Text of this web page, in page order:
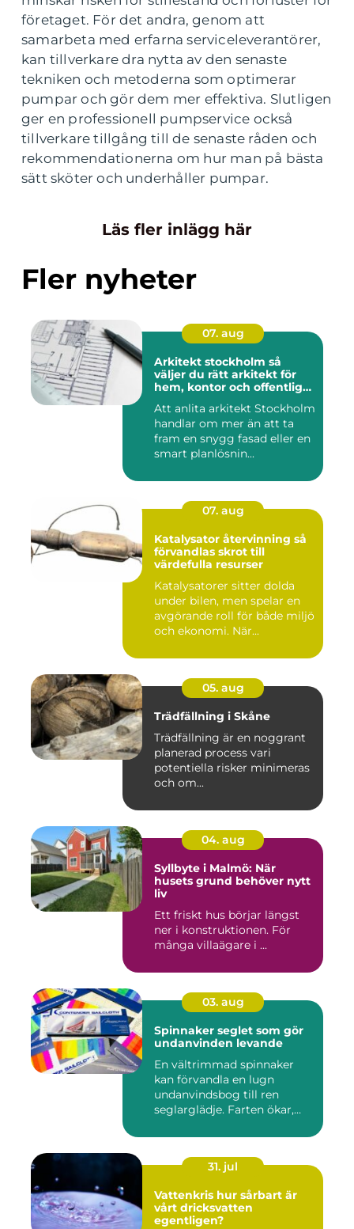
företaget. För det andra, genom att
samarbeta med erfarna serviceleverantörer,
kan tillverkare dra nytta av den senaste
tekniken och metoderna som optimerar
pumpar och gör dem mer effektiva. Slutligen
ger en professionell pumpservice också
tillverkare tillgång till de senaste råden och
rekommendationerna om hur man på bästa
sätt sköter och underhåller pumpar.
Läs fler inlägg här
Fler nyheter
07. aug
Arkitekt stockholm så
väljer du rätt arkitekt för
hem, kontor och offentlig
Att anlita arkitekt Stockholm
handlar om mer än att ta
fram en snygg fasad eller en
smart planlösnin...
07. aug
Katalysator återvinning så
förvandlas skrot till
värdefulla resurser
Katalysatorer sitter dolda
under bilen, men spelar en
avgörande roll för både miljö
och ekonomi. När...
05. aug
Trädfällning i Skåne
Trädfällning är en noggrant
planerad process vari
potentiella risker minimeras
och om...
04. aug
Syllbyte i Malmö: När
husets grund behöver nytt
liv
Ett friskt hus börjar längst
ner i konstruktionen. För
många villaägare i ...
03. aug
Spinnaker seglet som gör
undanvinden levande
En vältrimmad spinnaker
kan förvandla en lugn
undanvindsbog till ren
seglarglädje. Farten ökar,
31. jul
Vattenkris hur sårbart är
vårt dricksvatten
egentligen?